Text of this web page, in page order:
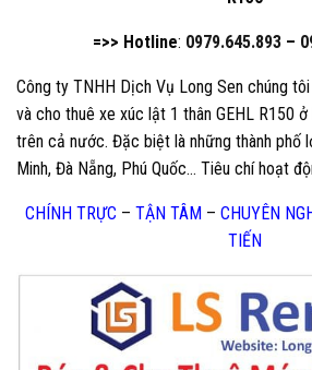
=>> Hotline: 0979.645.893 –
Công ty TNHH Dịch Vụ Long Sen chúng
và cho thuê xe xúc lật 1 thân GEHL R150
trên cả nước. Đặc biệt là những thành phố
Minh, Đà Nẵng, Phú Quốc… Tiêu chí hoạt
CHÍNH TRỰC – TẬN TÂM– CHUYÊN
TIẾN